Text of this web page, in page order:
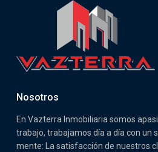
Nosotros
En Vazterra Inmobiliaria somos
trabajo, trabajamos día a día con un
mente: La satisfacción de nuestros